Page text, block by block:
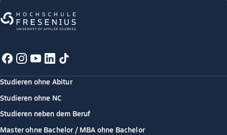
Studieren ohne Abitur
Studieren ohne NC
Studieren neben dem Beruf
Master ohne Bachelor / MBA ohne Bachelor